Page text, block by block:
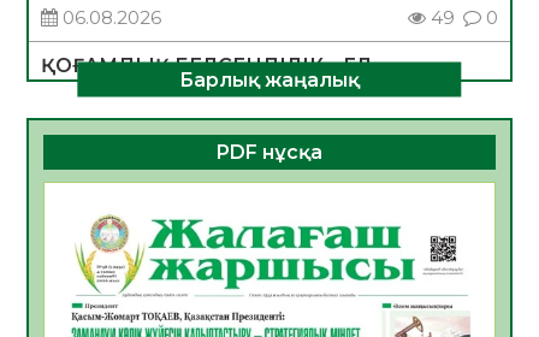
06.08.2026 49 0
ҚОҒАМДЫҚ БЕЛСЕНДІЛІК – ЕЛ
ДАМУЫНЫҢ НЕГІЗІ
06.08.2026
47 0
ҚҰРЫЛТАЙ САЙЛАУЫ – БОЛАШАҚҚА
БАСТАР ЖАУАПТЫ ТАҢДАУ
06.08.2026
Инфекциялық ауруларға қарсы иммундау
жұмыстарының тиімділігі
06.08.2026
Барлық жаңалық
PDF нұсқа